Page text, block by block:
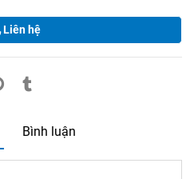
Liên hệ
Bình luận